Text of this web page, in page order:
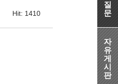
Hit: 1410
질
문
자
유
게
시
판